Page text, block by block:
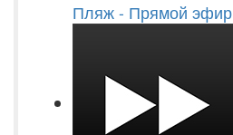
Пляж - Прямой эфир